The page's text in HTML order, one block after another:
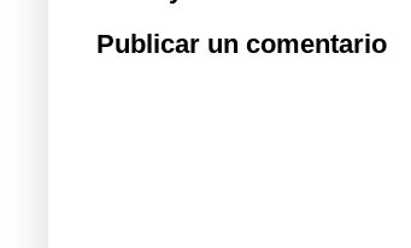
Publicar un comentario